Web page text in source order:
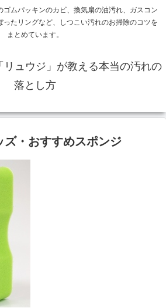
ムパッキンのカビ、換気扇の油汚れ、ガスコン
ったリングなど、しつこい汚れのお掃除のコツを
まとめています。
ュウジ」が教える本当の汚れの
落とし方
ズ・おすすめスポンジ